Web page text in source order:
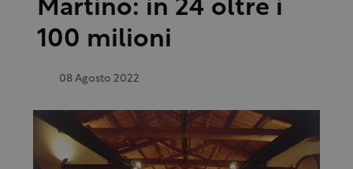
Martino: in 24 oltre i
100 milioni
08 Agosto 2022